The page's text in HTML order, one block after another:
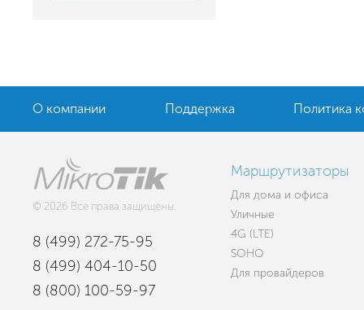
О компании Поддержка Политика
© 2026 Все права защищены.
8 (499) 272-75-95
8 (499) 404-10-50
8 (800) 100-59-97
Маршрутизаторы
Для дома и офиса
Уличные
4G (LTE)
SOHO
Для провайдеров